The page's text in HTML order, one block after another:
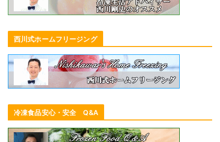
西川式ホームフリージング
冷凍食品安心・安全 Q&A